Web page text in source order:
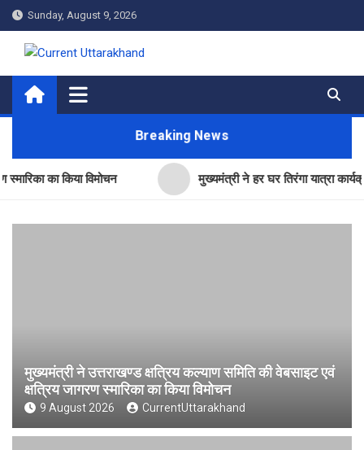
Skip
to
content
Sunday, August 9, 2026
Current Uttarakhand
Breaking News
किया विमोचन मुख्यमंत्री ने हर घर तिरंगा यात्रा कार्यक्रम में
मुख्यमंत्री ने उत्तराखण्ड क्षत्रिय कल्याण समिति की वेबसाइट एवं
क्षत्रिय जागरण स्मारिका का किया विमोचन
9 August 2026 CurrentUttarakhand